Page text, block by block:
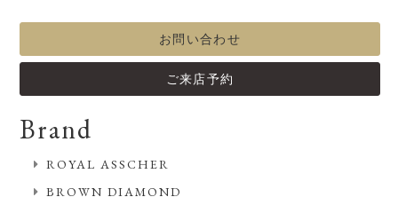
お問い合わせ
ご来店予約
Brand
ROYAL ASSCHER
BROWN DIAMOND